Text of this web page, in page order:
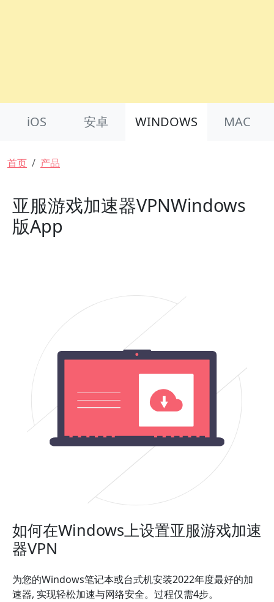
iOS 安卓 WINDOWS MAC
面包屑
首页 产品
亚服游戏加速器VPNWindows
版App
如何在Windows上设置亚服游戏加速
器VPN
为您的Windows笔记本或台式机安装2022年度最好的加
速器, 实现轻松加速与网络安全。过程仅需4步。